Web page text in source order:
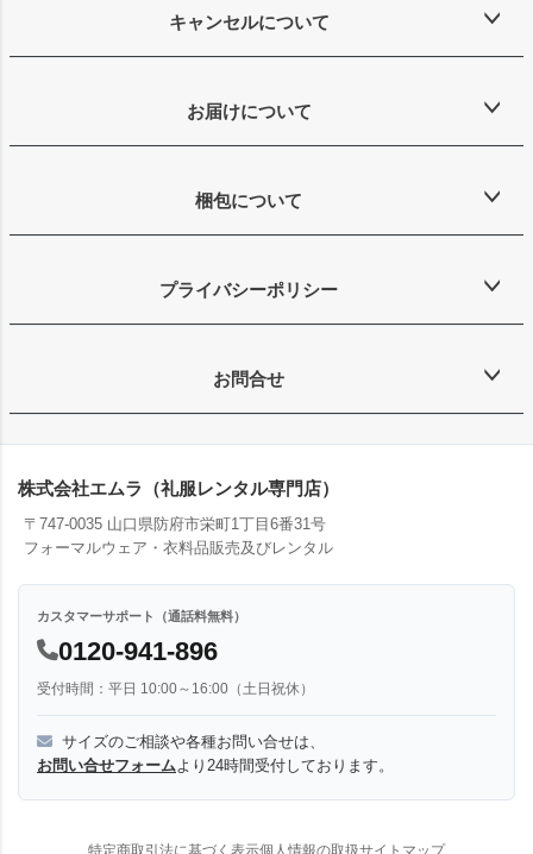
キャンセルについて
お届けについて
梱包について
プライバシーポリシー
お問合せ
株式会社エムラ（礼服レンタル専門店）
〒747-0035 山口県防府市栄町1丁目6番31号
フォーマルウェア・衣料品販売及びレンタル
カスタマーサポート（通話料無料）
0120-941-896
受付時間：平日 10:00～16:00（土日祝休）
サイズのご相談や各種お問い合せは、
お問い合せフォーム より24時間受付しております。
特定商取引法に基づく表示個人情報の取扱サイトマップ